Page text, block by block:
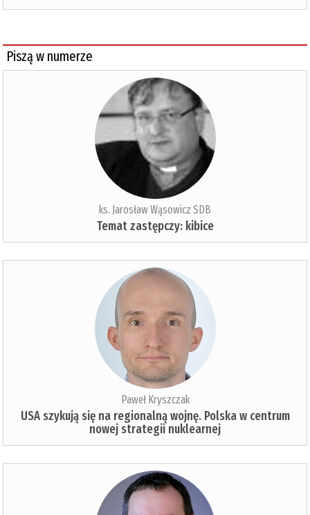
Piszą w numerze
ks. Jarosław Wąsowicz SDB
Temat zastępczy: kibice
Paweł Kryszczak
USA szykują się na regionalną wojnę. Polska w centrum
nowej strategii nuklearnej